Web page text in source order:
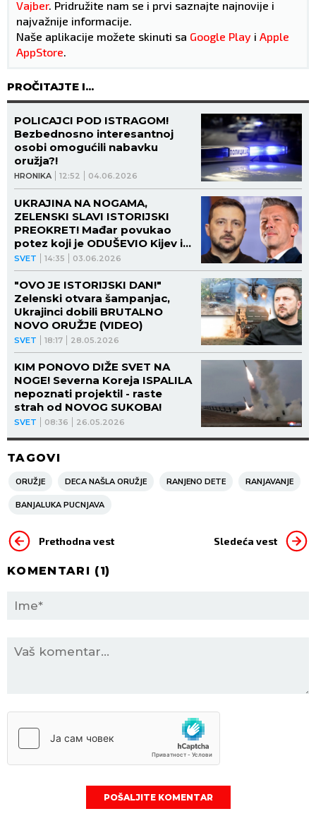
Vajber. Pridružite nam se i prvi saznajte najnovije i
najvažnije informacije.
Naše aplikacije možete skinuti sa Google Play i Apple
AppStore.
PROČITAJTE I...
HRONIKA 12:52 04.06.2026
POLICAJCI POD ISTRAGOM!
Bezbednosno interesantnoj
osobi omogućili nabavku
oružja?!
SVET 14:35 03.06.2026
UKRAJINA NA NOGAMA,
ZELENSKI SLAVI ISTORIJSKI
PREOKRET! Mađar povukao
potez koji je ODUŠEVIO Kijev i
UZDRMAO Moskvu: Da li će ovo
promeniti tok rata?
SVET 18:17 28.05.2026
"OVO JE ISTORIJSKI DAN!"
Zelenski otvara šampanjac,
Ukrajinci dobili BRUTALNO
NOVO ORUŽJE (VIDEO)
SVET 08:36 26.05.2026
KIM PONOVO DIŽE SVET NA
NOGE! Severna Koreja ISPALILA
nepoznati projektil - raste
strah od NOVOG SUKOBA!
TAGOVI
ORUŽJE DECA NAŠLA ORUŽJE RANJENO DETE RANJAVANJE
BANJALUKA PUCNJAVA
Prethodna vest Sledeća vest
KOMENTARI (1)
POŠALJITE KOMENTAR